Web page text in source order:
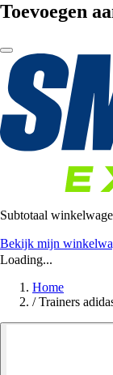
Toevoegen
Subtotaal
Bekijk mijn
Loading...
Home
/ Trainers